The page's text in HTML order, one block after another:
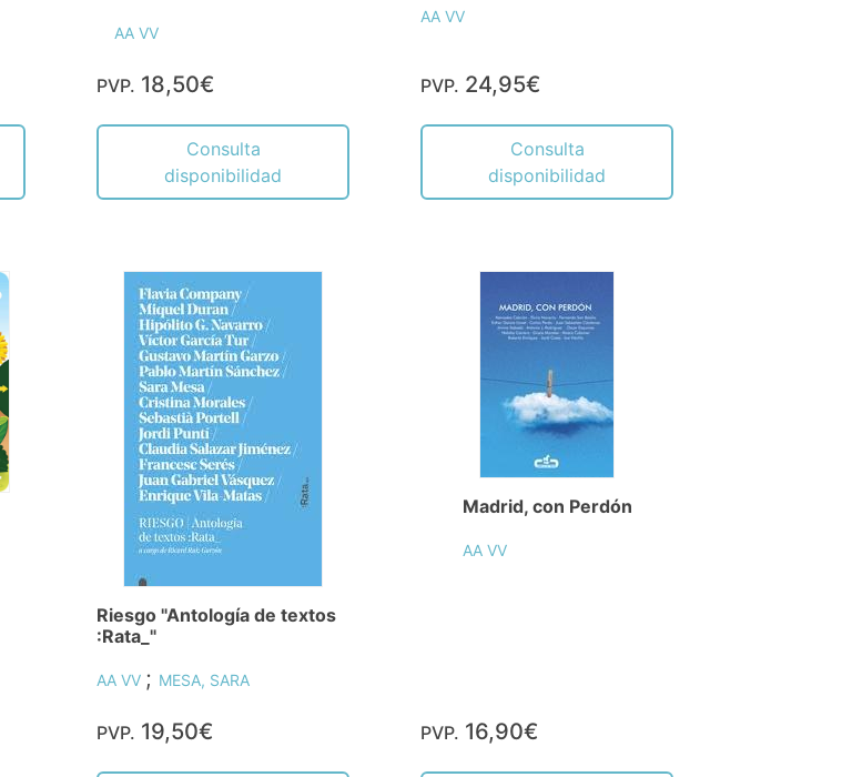
AA VV
PVP. 18,50€
Consulta
disponibilidad
AA VV
PVP. 24,95€
Consulta
disponibilidad
Riesgo "Antología de textos
:Rata_"
AA VV ; MESA, SARA
PVP. 19,50€
Madrid, con Perdón
AA VV
PVP. 16,90€